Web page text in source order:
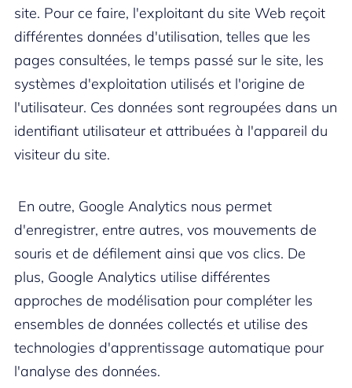
site. Pour ce faire, l'exploitant du site Web reçoit
différentes données d'utilisation, telles que les
pages consultées, le temps passé sur le site, les
systèmes d'exploitation utilisés et l'origine de
l'utilisateur. Ces données sont regroupées dans un
identifiant utilisateur et attribuées à l'appareil du
visiteur du site.
En outre, Google Analytics nous permet
d'enregistrer, entre autres, vos mouvements de
souris et de défilement ainsi que vos clics. De
plus, Google Analytics utilise différentes
approches de modélisation pour compléter les
ensembles de données collectés et utilise des
technologies d'apprentissage automatique pour
l'analyse des données.